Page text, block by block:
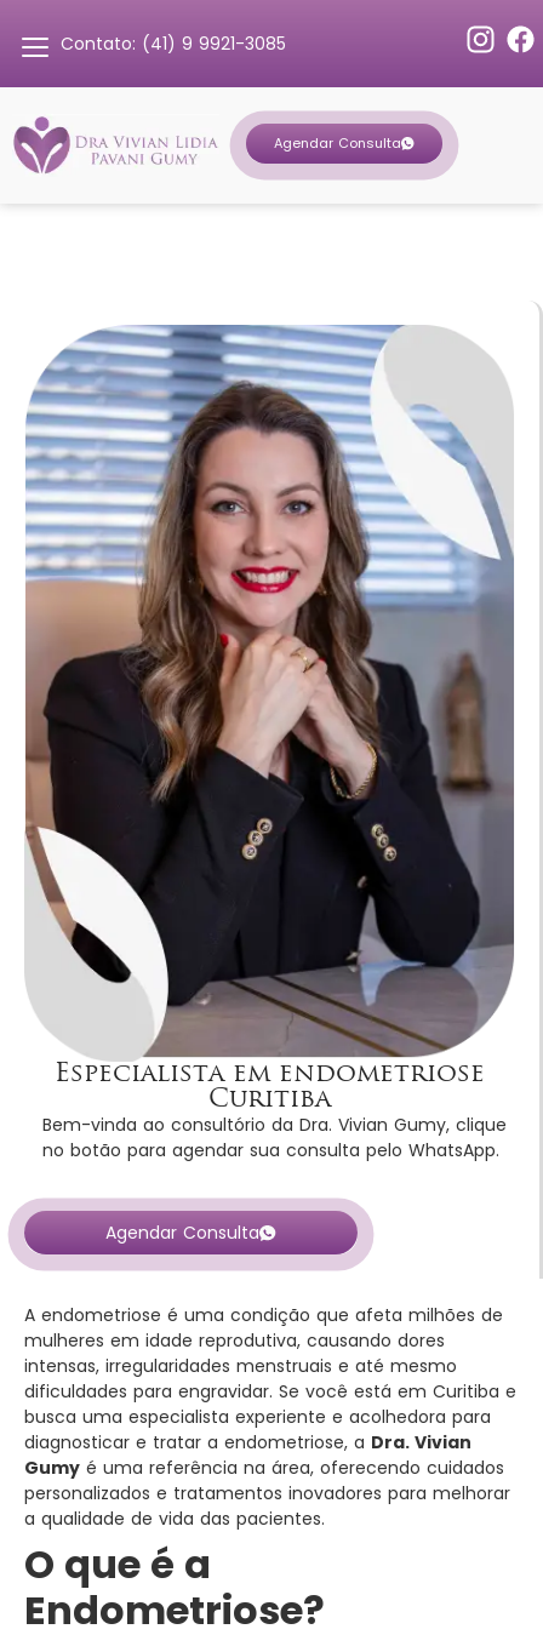
Contato: (41) 9 9921-3085
Agendar Consulta
Especialista em endometriose
Curitiba
Bem-vinda ao consultório da Dra. Vivian Gumy, clique
no botão para agendar sua consulta pelo WhatsApp.
Agendar Consulta
A endometriose é uma condição que afeta milhões de
mulheres em idade reprodutiva, causando dores
intensas, irregularidades menstruais e até mesmo
dificuldades para engravidar. Se você está em Curitiba e
busca uma especialista experiente e acolhedora para
diagnosticar e tratar a endometriose, a Dra. Vivian
Gumy é uma referência na área, oferecendo cuidados
personalizados e tratamentos inovadores para melhorar
a qualidade de vida das pacientes.
O que é a
Endometriose?